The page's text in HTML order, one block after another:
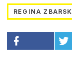
REGINA